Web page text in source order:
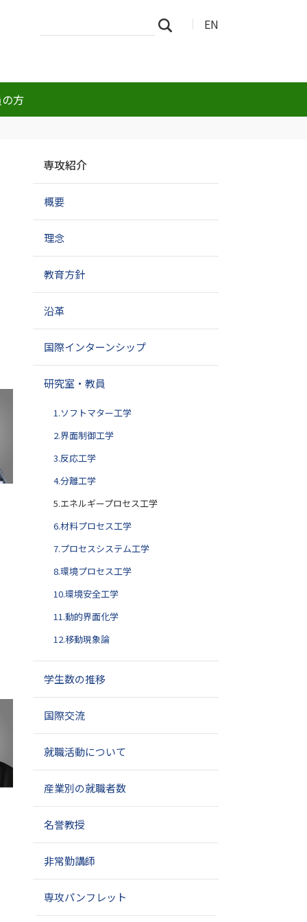
EN
方
イ
細
ゲ
シ
ン
専攻紹介
概要
理念
教育方針
沿革
国際インターンシップ
研究室・教員
1.ソフトマター工学
2.界面制御工学
3.反応工学
4.分離工学
5.エネルギープロセス工学
6.材料プロセス工学
7.プロセスシステム工学
8.環境プロセス工学
10.環境安全工学
11.動的界面化学
12.移動現象論
学生数の推移
国際交流
就職活動について
産業別の就職者数
名誉教授
非常勤講師
専攻パンフレット